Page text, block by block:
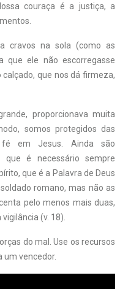
couraça é a justiça, a
cravos na sola (como as
que ele não escorregasse
que nos dá firmeza,
proporcionava muita
somos protegidos das
em Jesus. Ainda são
que é necessário sempre
que é a Palavra de Deus
romano, mas não as
pelo menos mais duas,
(v. 18).
do mal. Use os recursos
um vencedor.